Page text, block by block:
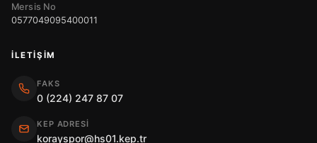
Mersis No
0577049095400011
İLETIŞIM
FAKS
0 (224) 247 87 07
KEP ADRESI
korayspor@hs01.kep.tr